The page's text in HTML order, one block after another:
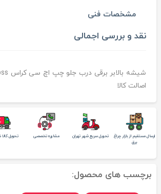
مشخصات فنی
نقد و بررسی اجمالی
اصالت کالا
ارسال مستقیم از بازار چراغ
برق
تحویل سریع شهر تهران مشاوره تخصصی تحویل
برچسب های محصول: